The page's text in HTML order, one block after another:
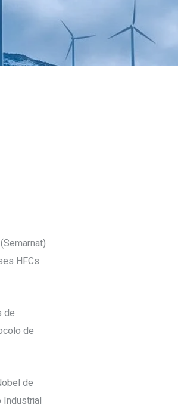
HFCs
de
de
de
Industrial